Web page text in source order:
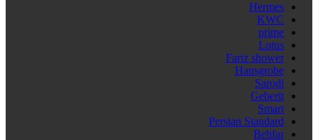
Hermes
KWC
prime
Lotus
Fariz shower
Hansgrobe
Sarodi
Geberit
Smart
Persian Standard
Behfar